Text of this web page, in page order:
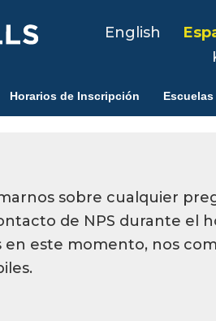
English
Horarios de Inscripción Escuelas
sobre cualquier
de NPS durante el
este momento, nos